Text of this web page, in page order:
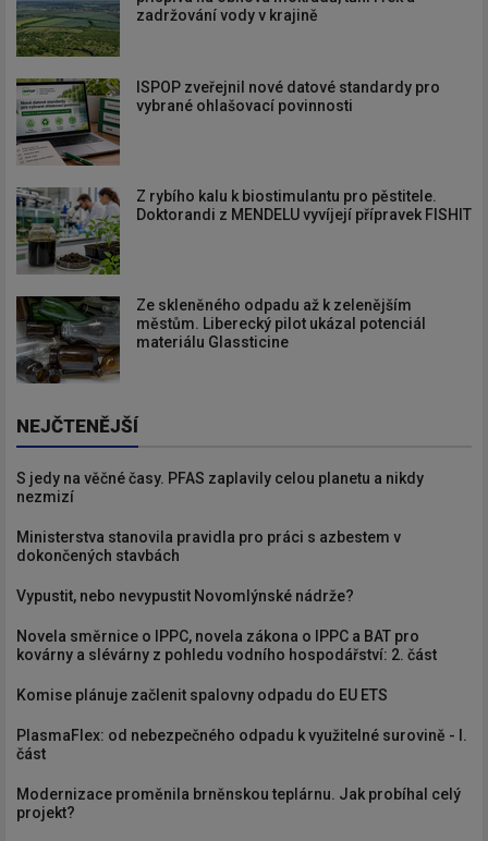
zadržování vody v krajině
ISPOP zveřejnil nové datové standardy pro
vybrané ohlašovací povinnosti
Z rybího kalu k biostimulantu pro pěstitele.
Doktorandi z MENDELU vyvíjejí přípravek FISHIT
Ze skleněného odpadu až k zelenějším
městům. Liberecký pilot ukázal potenciál
materiálu Glassticine
NEJČTENĚJŠÍ
S jedy na věčné časy. PFAS zaplavily celou planetu a nikdy
nezmizí
Ministerstva stanovila pravidla pro práci s azbestem v
dokončených stavbách
Vypustit, nebo nevypustit Novomlýnské nádrže?
Novela směrnice o IPPC, novela zákona o IPPC a BAT pro
kovárny a slévárny z pohledu vodního hospodářství: 2. část
Komise plánuje začlenit spalovny odpadu do EU ETS
PlasmaFlex: od nebezpečného odpadu k využitelné surovině - I.
část
Modernizace proměnila brněnskou teplárnu. Jak probíhal celý
projekt?